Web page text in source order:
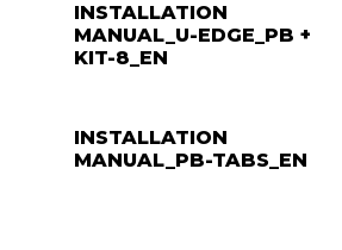
INSTALLATION
MANUAL_U-EDGE_PB +
KIT-8_EN
INSTALLATION
MANUAL_PB-TABS_EN